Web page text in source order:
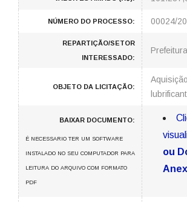
NÚMERO DO PROCESSO: 00024/
REPARTIÇÃO/SETOR
INTERESSADO:
OBJETO DA LICITAÇÃO:
BAIXAR DOCUMENTO:
É NECESSARIO TER UM SOFTWARE
INSTALADO NO SEU COMPUTADOR PARA
LEITURA DO ARQUIVO COM FORMATO
PDF
ou